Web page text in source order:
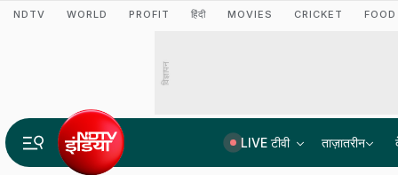
NDTV WORLD PROFIT हिंदी MOVIES CRICKET FOOD
विज्ञापन
LIVE टीवी ताज़ातरीन